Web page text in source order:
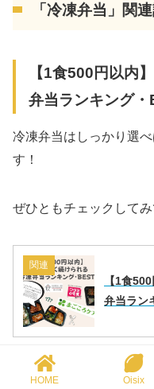
「冷凍弁当」関
【1食500円以内
弁当ランキング
冷凍弁当はしっかり選
す！
ぜひともチェックしてみ
関連
【1食
弁当ラン
HOME Oisix